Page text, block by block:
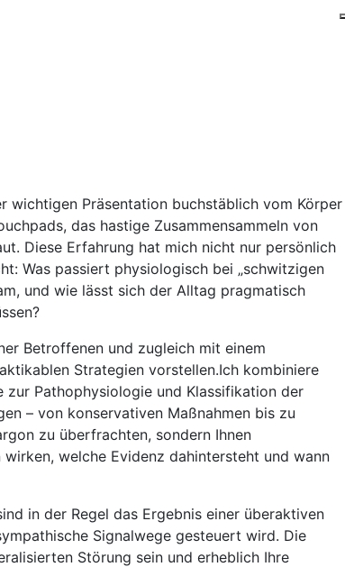
‍wichtigen Präsentation buchstäblich vom‍ Körper
das hastige Zusammensammeln von⁢
Diese Erfahrung hat mich nicht nur persönlich
Was passiert physiologisch bei‌ „schwitzigen
und wie lässt‌ sich der ⁢Alltag⁤ pragmatisch‌
Betroffenen und zugleich mit einem
​Strategien vorstellen.Ich ​kombiniere
zur Pathophysiologie ​und Klassifikation der
– von konservativen Maßnahmen‍ bis ⁣zu
zu überfrachten, sondern ⁤Ihnen
welche ⁤Evidenz dahintersteht und wann
in der Regel das Ergebnis​ einer überaktiven⁣
Signalwege gesteuert wird. Die
⁢Störung sein und ⁤erheblich Ihre